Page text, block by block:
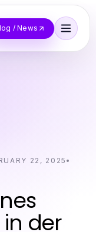
/ News
22, 2025
der